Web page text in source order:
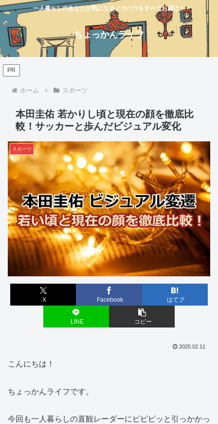
一人暮らしのあなたが気になるノウハウをすべてお届け！
ちょっかんライフ
PR
ホーム スポーツ
本田圭佑 若かりし頃と現在の顔を徹底比
較！サッカーと歩んだビジュアル変化
スポーツ
X Facebook はてブ
LINE コピー
2025.02.11
こんにちは！
ちょっかんライフです。
今回も一人暮らしの直観レーダーにピピピッと引っかかっ